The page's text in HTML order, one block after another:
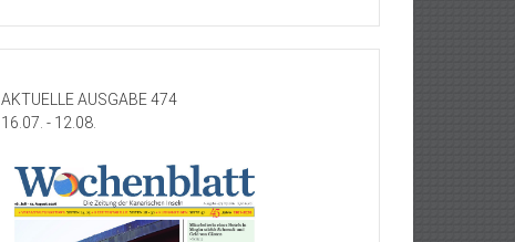
AKTUELLE AUSGABE 474
16.07. - 12.08.